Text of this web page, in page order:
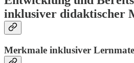
inklusiver didaktischer
Merkmale inklusiver